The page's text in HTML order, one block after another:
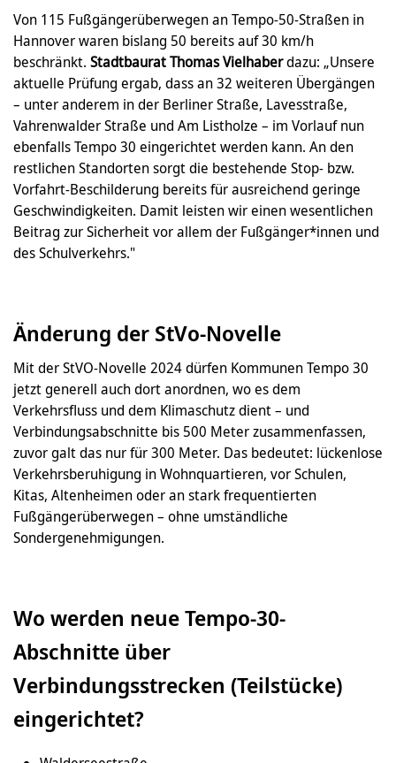
Von 115 Fußgängerüberwegen an Tempo-50-Straßen in
Hannover waren bislang 50 bereits auf 30 km/h
beschränkt. Stadtbaurat Thomas Vielhaberdazu: „Unsere
aktuelle Prüfung ergab, dass an 32 weiteren Übergängen
– unter anderem in der Berliner Straße, Lavesstraße,
Vahrenwalder Straße und Am Listholze – im Vorlauf nun
ebenfalls Tempo 30 eingerichtet werden kann. An den
restlichen Standorten sorgt die bestehende Stop- bzw.
Vorfahrt-Beschilderung bereits für ausreichend geringe
Geschwindigkeiten. Damit leisten wir einen wesentlichen
Beitrag zur Sicherheit vor allem der Fußgänger*innen und
des Schulverkehrs."
Änderung der StVo-Novelle
Mit der StVO-Novelle 2024 dürfen Kommunen Tempo 30
jetzt generell auch dort anordnen, wo es dem
Verkehrsfluss und dem Klimaschutz dient – und
Verbindungsabschnitte bis 500 Meter zusammenfassen,
zuvor galt das nur für 300 Meter. Das bedeutet: lückenlose
Verkehrsberuhigung in Wohnquartieren, vor Schulen,
Kitas, Altenheimen oder an stark frequentierten
Fußgängerüberwegen – ohne umständliche
Sondergenehmigungen.
Wo werden neue Tempo-30-
Abschnitte über
Verbindungsstrecken (Teilstücke)
eingerichtet?